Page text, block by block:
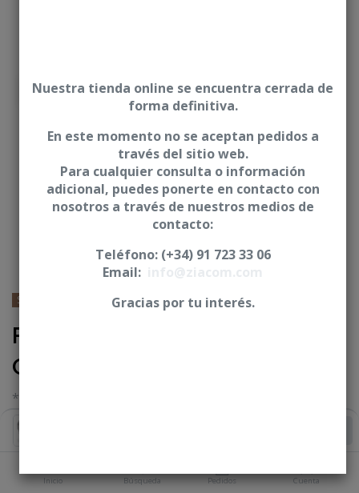
Inicio Búsqueda Pedidos Cuenta
STRAUMANN® - Bone Level®
Pilar angulado 30° BiPlan -
CBL
* Incluye posicionador del pilar y tornillo
Iniciar sesión
PLATAFORMA
Nuestra tienda online se encuentra cerrada de
forma definitiva.
En este momento no se aceptan pedidos a
través del sitio web.
Para cualquier consulta o información
adicional, puedes ponerte en contacto con
nosotros a través de nuestros medios de
contacto:
Teléfono: (+34) 91 723 33 06
Email:
Gracias por tu interés.